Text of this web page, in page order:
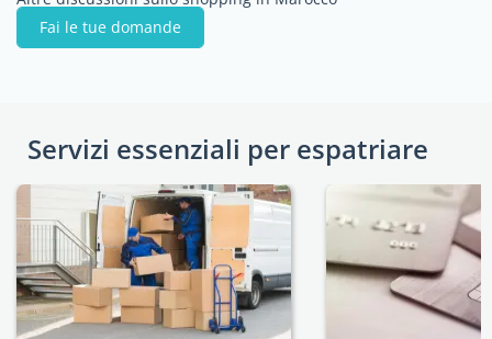
Fai le tue domande
Servizi essenziali per espatriare